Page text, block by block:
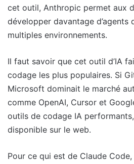
cet outil, Anthropic permet aux
développer davantage d’agents
multiples environnements.
Il faut savoir que cet outil d’IA
codage les plus populaires. Si
Microsoft dominait le marché
comme OpenAI, Cursor et
outils de codage IA
disponible sur le web.
Pour ce qui est de Claude